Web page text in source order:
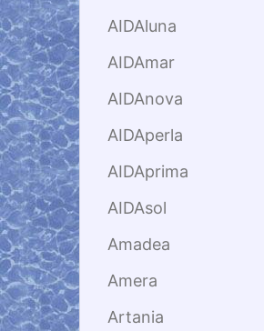
AIDAluna
AIDAmar
AIDAnova
AIDAperla
AIDAprima
AIDAsol
Amadea
Amera
Artania